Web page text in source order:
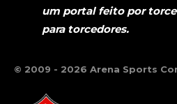
um portal feito por
para torcedores.
© 2009 - 2026 Arena Sports